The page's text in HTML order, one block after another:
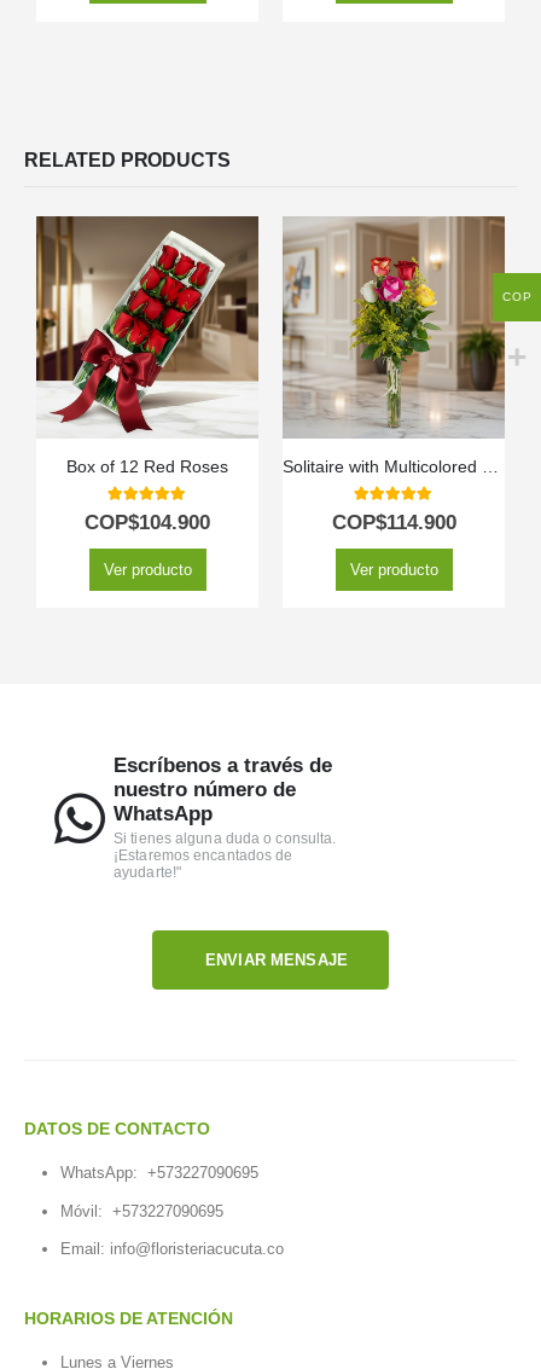
RELATED PRODUCTS
Box of 12 Red Roses
5.00out of 5
COP$104.900
Ver producto
5.00out of 5
COP$114.900
Ver producto
Escríbenos a través de
nuestro número de
WhatsApp
Si tienes alguna duda o consulta.
¡Estaremos encantados de
ayudarte!"
ENVIAR MENSAJE
DATOS DE CONTACTO
WhatsApp: +573227090695
Móvil: +573227090695
Email: info@floristeriacucuta.co
HORARIOS DE ATENCIÓN
Lunes a Viernes
COP